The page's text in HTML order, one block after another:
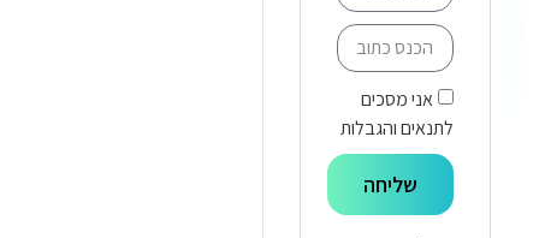
אני מסכים
לתנאים והגבלות
שליחה